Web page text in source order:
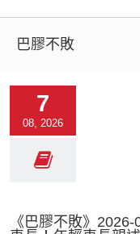
巴膠不敗
7
08, 2026
《巴膠不敗》